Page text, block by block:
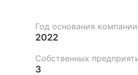
Год основания компании
2022
Собственных
3